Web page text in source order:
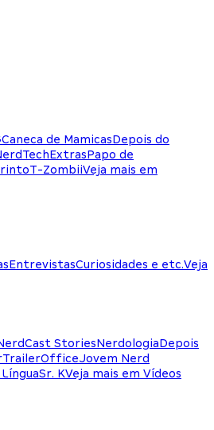
Caneca de MamicasDepois do
ExtrasPapo de
T-ZombiiVeja mais em
EntrevistasCuriosidades e etc.Veja
StoriesNerdologiaDepois
TrailerOfficeJovem Nerd
Sr. KVeja mais em Vídeos